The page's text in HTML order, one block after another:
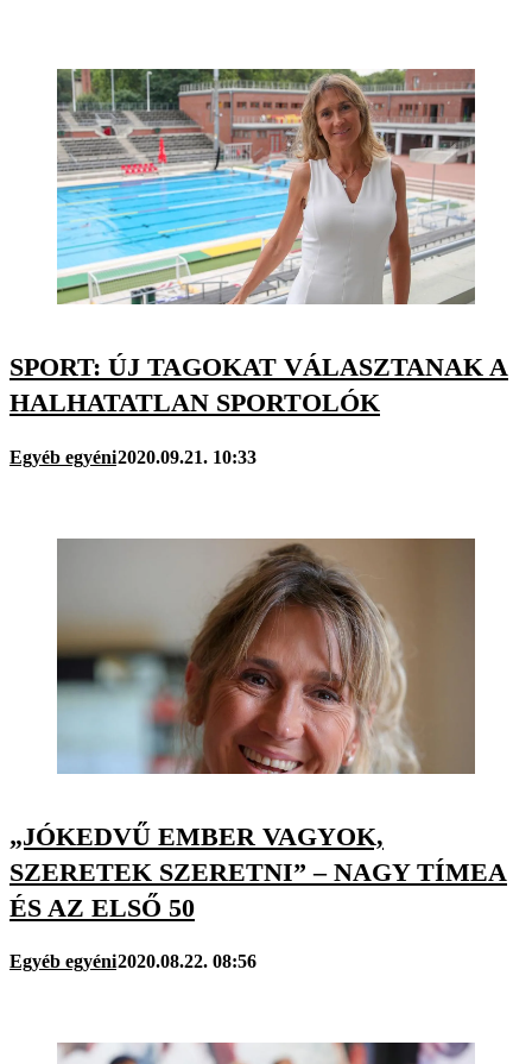
SPORT: ÚJ TAGOKAT VÁLASZTANAK A
HALHATATLAN SPORTOLÓK
Egyéb egyéni2020.09.21. 10:33
„JÓKEDVŰ EMBER VAGYOK,
SZERETEK SZERETNI” – NAGY TÍMEA
ÉS AZ ELSŐ 50
Egyéb egyéni2020.08.22. 08:56